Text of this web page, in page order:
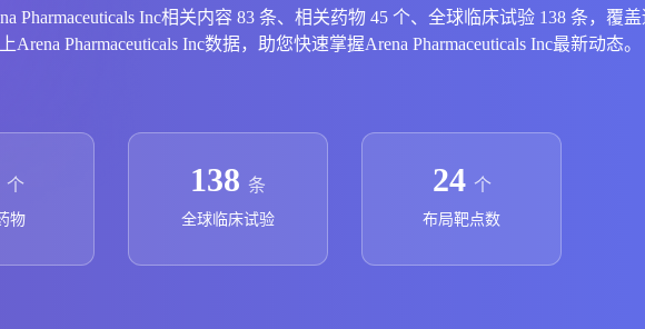
“十五五”战略规划 最新 从实验室到10亿爆款：创新药商业化的选择、组织与执行
注册审批
科普
研发注册政策
上市医药企业年报
临床进展
Pharmaceuticals Inc相关内容 83 条、相关药物 45 个、全球临床试验 138 条，
Pharmaceuticals Inc数据，助您快速掌握Arena Pharmaceuticals Inc最新动态。
个
物
138 条
全球临床试验
24 个
布局靶点数